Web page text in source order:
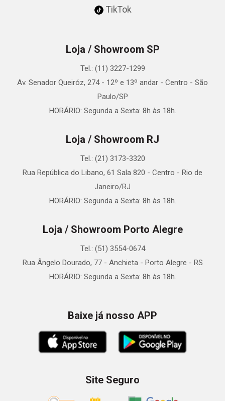
TikTok
Loja / Showroom SP
Tel.: (11) 3227-1299
Av. Senador Queiróz, 274 - 12º e 13º andar - Centro - São
Paulo/SP
HORÁRIO: Segunda a Sexta: 8h às 18h.
Loja / Showroom RJ
Tel.: (21) 3173-3320
Rua República do Libano, 61 Sala 820 - Centro - Rio de
Janeiro/RJ
HORÁRIO: Segunda a Sexta: 8h às 18h.
Loja / Showroom Porto Alegre
Tel.: (51) 3554-0674
Rua Ângelo Dourado, 77 - Anchieta - Porto Alegre - RS
HORÁRIO: Segunda a Sexta: 8h às 18h.
Baixe já nosso APP
Site Seguro